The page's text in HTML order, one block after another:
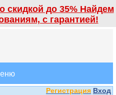
скидкой до 35% Найдем
с гарантией!
Регистрация Вход